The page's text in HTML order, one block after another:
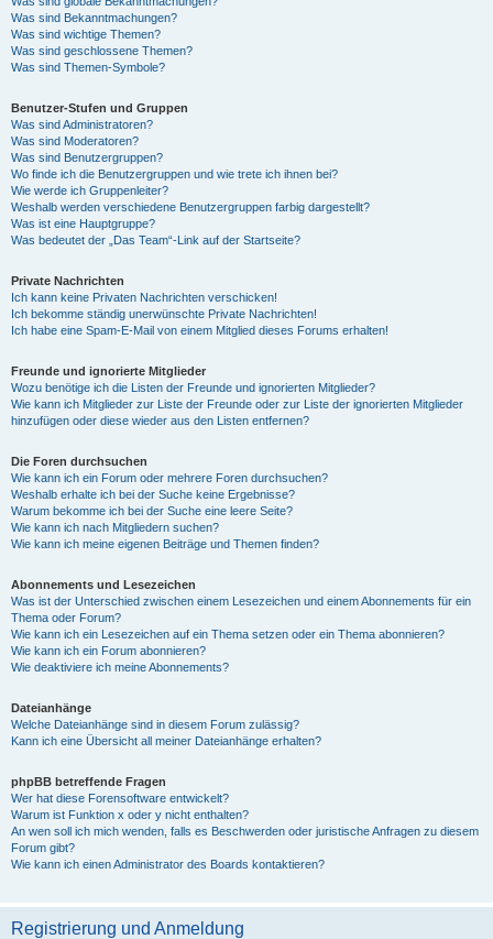
Was sind Bekanntmachungen?
Was sind wichtige Themen?
Was sind geschlossene Themen?
Was sind Themen-Symbole?
Benutzer-Stufen und Gruppen
Was sind Administratoren?
Was sind Moderatoren?
Was sind Benutzergruppen?
Wo finde ich die Benutzergruppen und wie trete ich ihnen bei?
Wie werde ich Gruppenleiter?
Weshalb werden verschiedene Benutzergruppen farbig dargestellt?
Was ist eine Hauptgruppe?
Was bedeutet der „Das Team“-Link auf der Startseite?
Private Nachrichten
Ich kann keine Privaten Nachrichten verschicken!
Ich bekomme ständig unerwünschte Private Nachrichten!
Ich habe eine Spam-E-Mail von einem Mitglied dieses Forums erhalten!
Freunde und ignorierte Mitglieder
Wozu benötige ich die Listen der Freunde und ignorierten Mitglieder?
Wie kann ich Mitglieder zur Liste der Freunde oder zur Liste der ignorierten Mitglieder
hinzufügen oder diese wieder aus den Listen entfernen?
Die Foren durchsuchen
Wie kann ich ein Forum oder mehrere Foren durchsuchen?
Weshalb erhalte ich bei der Suche keine Ergebnisse?
Warum bekomme ich bei der Suche eine leere Seite?
Wie kann ich nach Mitgliedern suchen?
Wie kann ich meine eigenen Beiträge und Themen finden?
Abonnements und Lesezeichen
Was ist der Unterschied zwischen einem Lesezeichen und einem Abonnements für ein
Thema oder Forum?
Wie kann ich ein Lesezeichen auf ein Thema setzen oder ein Thema abonnieren?
Wie kann ich ein Forum abonnieren?
Wie deaktiviere ich meine Abonnements?
Dateianhänge
Welche Dateianhänge sind in diesem Forum zulässig?
Kann ich eine Übersicht all meiner Dateianhänge erhalten?
phpBB betreffende Fragen
Wer hat diese Forensoftware entwickelt?
Warum ist Funktion x oder y nicht enthalten?
An wen soll ich mich wenden, falls es Beschwerden oder juristische Anfragen zu diesem
Forum gibt?
Wie kann ich einen Administrator des Boards kontaktieren?
Registrierung und Anmeldung